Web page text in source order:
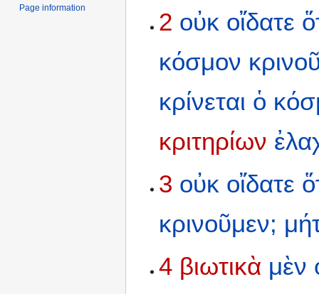
2 οὐκ οἴδατε
κόσμον
κρίνεται ὁ
κριτηρίων
3 οὐκ οἴδατε
κρινοῦμεν;
4 βιωτικὰ μὲν
Page information